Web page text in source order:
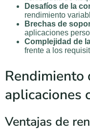
Desafíos de la
rendimiento
Brechas de
aplicaciones
Complejidad de
frente a los
Rendimiento
aplicaciones
Ventajas de